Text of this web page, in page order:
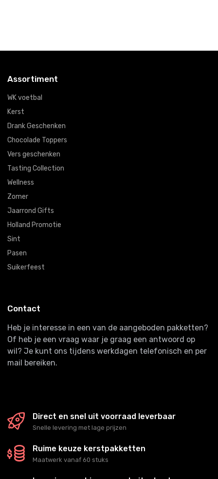
Assortiment
WK voetbal
Kerst
Drank Geschenken
Chocolade Toppers
Vers geschenken
Tasting Collection
Wellness
Zomer
Jaarrond Gifts
Holland Promotie
Sint
Pasen
Suikerfeest
Contact
Heb je interesse in een van de aangeboden pakketten?
Of heb je een vraag waar je graag een antwoord op
wil? Je kunt ons tijdens werkdagen telefonisch en per
mail bereiken.
Direct en snel uit voorraad leverbaar
Snelle levering met lage prijzen
Ruime keuze kerstpakketten
Maatwerk vanaf 60 stuks